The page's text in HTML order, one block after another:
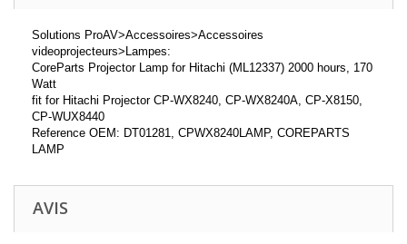
Solutions ProAV>Accessoires>Accessoires
videoprojecteurs>Lampes:
CoreParts Projector Lamp for Hitachi (ML12337) 2000 hours, 170
Watt
fit for Hitachi Projector CP-WX8240, CP-WX8240A, CP-X8150,
CP-WUX8440
Reference OEM: DT01281, CPWX8240LAMP, COREPARTS
LAMP
AVIS